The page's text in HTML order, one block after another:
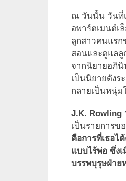
ณ วันนั้น วันที่เ
อพาร์ตเมนต์เ
ลูกสาวคนแรก
สอนและดูแลลู
จากนิยายอภินิ
เป็นนิยายดังร
กลายเป็นหนุ่
J.K. Rowling
เป็นรายการข
คือการที่เธอไ
แบบไร้พ่อ ซึ่ง
บรรพบุรุษฝ่าย